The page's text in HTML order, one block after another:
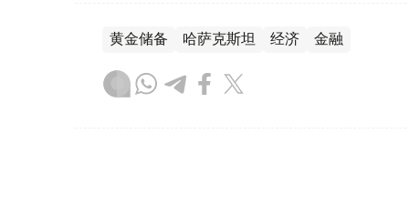
黄金储备 哈萨克斯坦 经济 金融